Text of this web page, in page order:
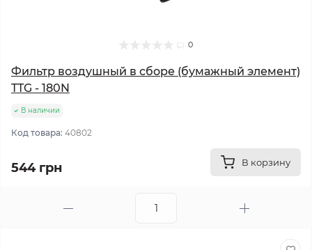
0
Фильтр воздушный в сборе (бумажный элемент)
TTG - 180N
В наличии
Код товара: 40802
544 грн В корзину